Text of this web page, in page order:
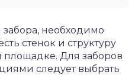
необходимо
стенок и структуру
площадке. Для заборов
следует выбрать